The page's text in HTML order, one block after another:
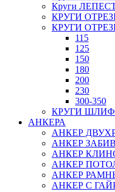
Круги
КРУГИ
КРУГИ
115
125
150
180
200
230
300-350
КРУГИ
АНКЕРА
АНКЕР
АНКЕР
АНКЕР
АНКЕР
АНКЕР
АНКЕР С